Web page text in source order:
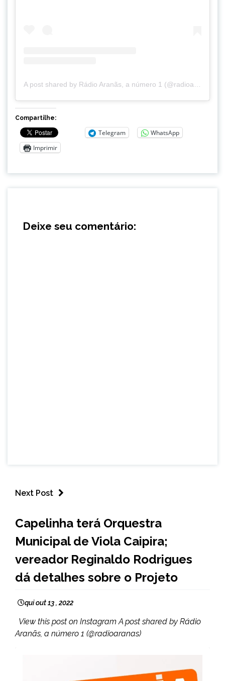
A post shared by Rádio Aranãs, a número 1 (@radioaranas)
Compartilhe:
Telegram
WhatsApp
Imprimir
Deixe seu comentário:
Next Post
NOTÍCIAS
Capelinha terá Orquestra
Municipal de Viola Caipira;
vereador Reginaldo Rodrigues
dá detalhes sobre o Projeto
qui out 13 , 2022
View this post on Instagram A post shared by Rádio
Aranãs, a número 1 (@radioaranas)